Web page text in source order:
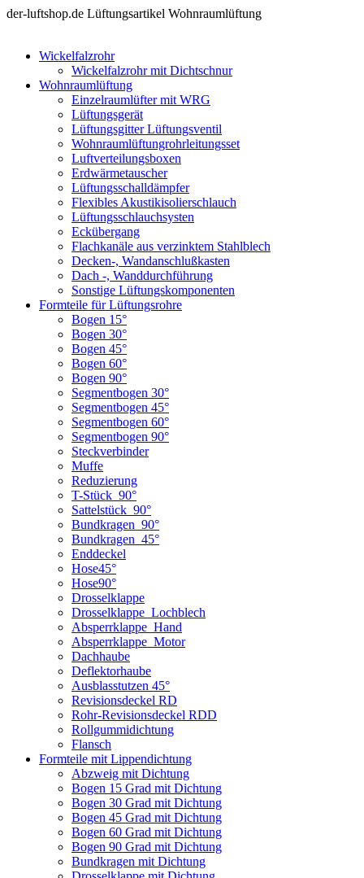
der-luftshop.de Lüftungsartikel Wohnraumlüftung
Wickelfalzrohr
Wickelfalzrohr mit Dichtschnur
Wohnraumlüftung
Einzelraumlüfter mit WRG
Lüftungsgerät
Lüftungsgitter Lüftungsventil
Wohnraumlüftungrohrleitungsset
Luftverteilungsboxen
Erdwärmetauscher
Lüftungsschalldämpfer
Flexibles Akustikisolierschlauch
Lüftungsschlauchsysten
Eckübergang
Flachkanäle aus verzinktem Stahlblech
Decken-, Wandanschlußkasten
Dach -, Wanddurchführung
Sonstige Lüftungskomponenten
Formteile für Lüftungsrohre
Bogen 15°
Bogen 30°
Bogen 45°
Bogen 60°
Bogen 90°
Segmentbogen 30°
Segmentbogen 45°
Segmentbogen 60°
Segmentbogen 90°
Steckverbinder
Muffe
Reduzierung
T-Stück_90°
Sattelstück_90°
Bundkragen_90°
Bundkragen_45°
Enddeckel
Hose45°
Hose90°
Drosselklappe
Drosselklappe_Lochblech
Absperrklappe_Hand
Absperrklappe_Motor
Dachhaube
Deflektorhaube
Ausblasstutzen 45°
Revisionsdeckel RD
Rohr-Revisionsdeckel RDD
Rollgummidichtung
Flansch
Formteile mit Lippendichtung
Abzweig mit Dichtung
Bogen 15 Grad mit Dichtung
Bogen 30 Grad mit Dichtung
Bogen 45 Grad mit Dichtung
Bogen 60 Grad mit Dichtung
Bogen 90 Grad mit Dichtung
Bundkragen mit Dichtung